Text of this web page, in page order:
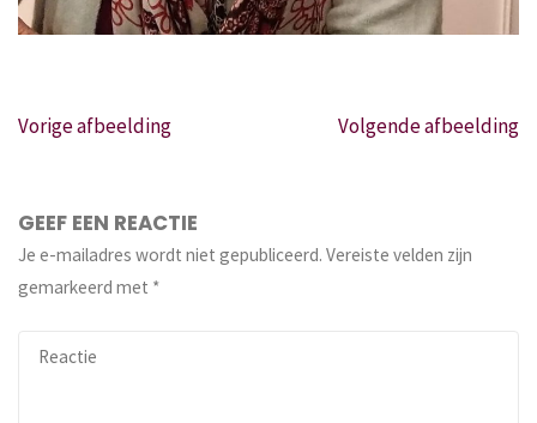
Vorige afbeelding Volgende afbeelding
GEEF EEN REACTIE
Je e-mailadres wordt niet gepubliceerd. Vereiste velden zijn
gemarkeerd met *